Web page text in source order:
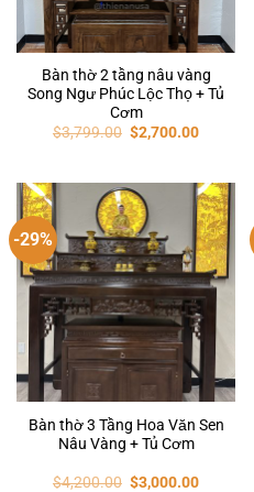
Bàn thờ 2 tầng nâu vàng
Song Ngư Phúc Lộc Thọ + Tủ
Cơm
$3,799.00 $2,700.00
-29%
Bàn thờ 3 Tầng Hoa Văn Sen
Nâu Vàng + Tủ Cơm
$4,200.00 $3,000.00